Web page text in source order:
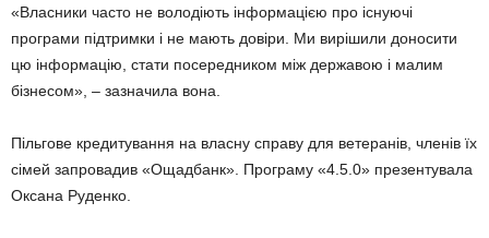
«Власники часто не володіють інформацією про існуючі
програми підтримки і не мають довіри. Ми вирішили доносити
цю інформацію, стати посередником між державою і малим
бізнесом», – зазначила вона.
Пільгове кредитування на власну справу для ветеранів, членів їх
сімей запровадив «Ощадбанк». Програму «4.5.0» презентувала
Оксана Руденко.